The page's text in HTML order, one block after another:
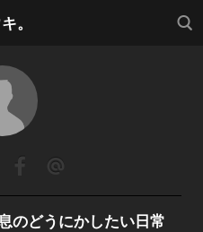
。
検索
のどうにかしたい日常